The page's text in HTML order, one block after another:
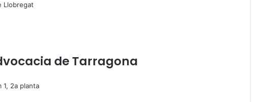
Llobregat
de Tarragona
1, 2a planta